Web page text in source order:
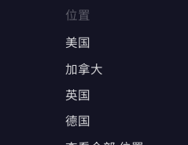
Ads等广告平台的多
用固定IP，避免因IP变动触
位置
美国
加拿大
英国
德国